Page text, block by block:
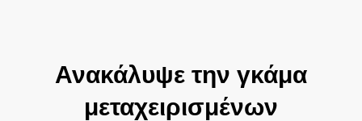
Ανακάλυψε την γκάμα
μεταχειρισμένων